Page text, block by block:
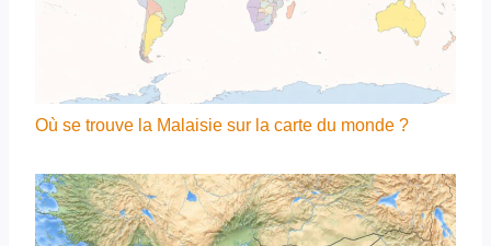
Où se trouve la Malaisie sur la carte du monde ?